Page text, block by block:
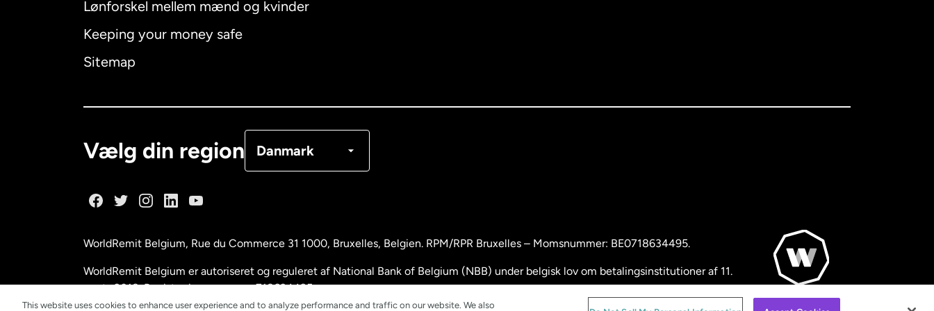
Lønforskel mellem mænd og kvinder
Keeping your money safe
Sitemap
Vælg din region Danmark
Australien
Malaysia
WorldRemit Belgium, Rue du Commerce 31 1000, Bruxelles, Belgien. RPM/RPR Bruxelles – Momsnummer: BE0718634495.
WorldRemit Belgium er autoriseret og reguleret af National Bank of Belgium (NBB) under belgisk lov om betalingsinstitutioner af 11.
marts 2018. Registreringsnummer: 718634495.
This website uses cookies to enhance user experience and to analyze performance and traffic on our website. We also